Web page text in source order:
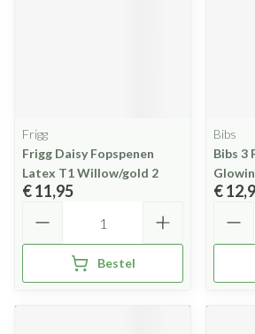
Frigg
Frigg Daisy Fopspenen
Latex T1 Willow/gold 2
€ 11,95
Bestel
Bibs
Bibs 3
€